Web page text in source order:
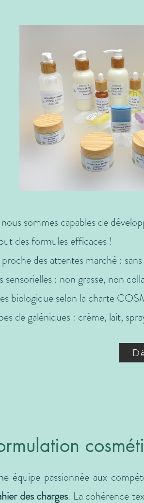
sommes capables de
des formules efficaces !
des attentes marché :
sensorielles : non grasse, non
biologique selon la charte
de galéniques : crème, lait,
équipe passionnée aux
des charges. La cohérence